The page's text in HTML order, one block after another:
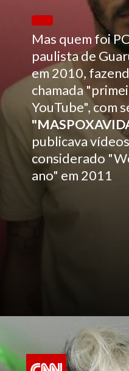
Mas quem foi
paulista de
em 2010,
chamada
YouTube", com
publicava
considerado
ano" em 2011